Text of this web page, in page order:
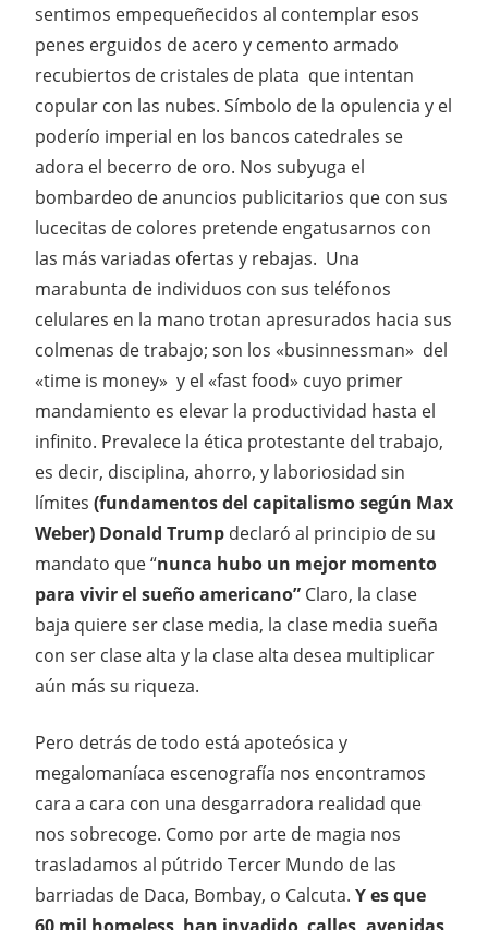
sentimos empequeñecidos al contemplar esos
penes erguidos de acero y cemento armado
recubiertos de cristales de plata que intentan
copular con las nubes. Símbolo de la opulencia y el
poderío imperial en los bancos catedrales se
adora el becerro de oro. Nos subyuga el
bombardeo de anuncios publicitarios que con sus
lucecitas de colores pretende engatusarnos con
las más variadas ofertas y rebajas. Una
marabunta de individuos con sus teléfonos
celulares en la mano trotan apresurados hacia sus
colmenas de trabajo; son los «businnessman» del
«time is money» y el «fast food» cuyo primer
mandamiento es elevar la productividad hasta el
infinito. Prevalece la ética protestante del trabajo,
es decir, disciplina, ahorro, y laboriosidad sin
límites (fundamentos del capitalismo según Max
Weber) Donald Trump declaró al principio de su
mandato que “nunca hubo un mejor momento
para vivir el sueño americano” Claro, la clase
baja quiere ser clase media, la clase media sueña
con ser clase alta y la clase alta desea multiplicar
aún más su riqueza.
Pero detrás de todo está apoteósica y
megalomaníaca escenografía nos encontramos
cara a cara con una desgarradora realidad que
nos sobrecoge. Como por arte de magia nos
trasladamos al pútrido Tercer Mundo de las
barriadas de Daca, Bombay, o Calcuta. Y es que